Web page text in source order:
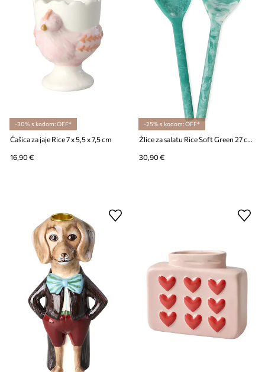
-30% s kodom: OFF*
Čašica za jaje Rice 7 x 5,5 x 7,5 cm
16,90 €
-25% s kodom: OFF*
Žlice za salatu Rice Soft Green 27 cm 2-pack
30,90 €